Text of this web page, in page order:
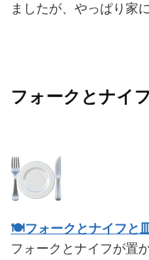
ましたが、やっぱり家
フォークとナイ
🍽️フォークとナイフと
フォークとナイフが置